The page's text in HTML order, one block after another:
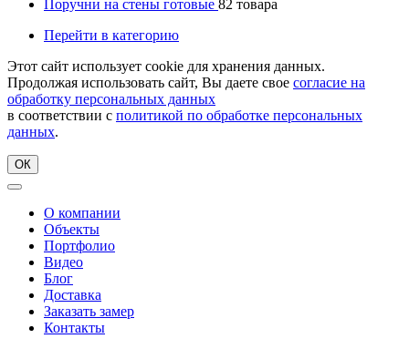
Поручни на стены готовые 82 товара
Перейти в категорию
Этот сайт использует cookie для хранения данных.
Продолжая использовать сайт, Вы даете свое согласие на
обработку персональных данных
в соответствии с политикой по обработке персональных
данных.
ОК
О компании
Объекты
Портфолио
Видео
Блог
Доставка
Заказать замер
Контакты